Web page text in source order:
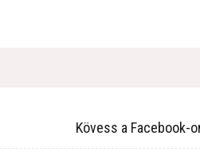
Kövess a Facebook-